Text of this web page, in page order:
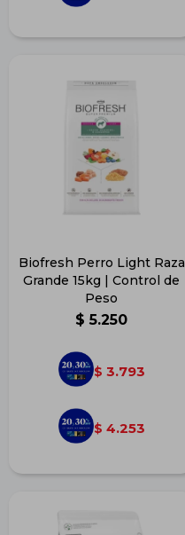
Biofresh Perro Light Raza
Grande 15kg | Control de
Peso
$ 5.250
$ 3.793
$ 4.253